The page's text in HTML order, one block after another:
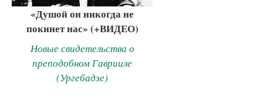
«Душой он никогда не
покинет нас» (+ВИДЕО)
Новые свидетельства о
преподобном Гаврииле
(Ургебадзе)